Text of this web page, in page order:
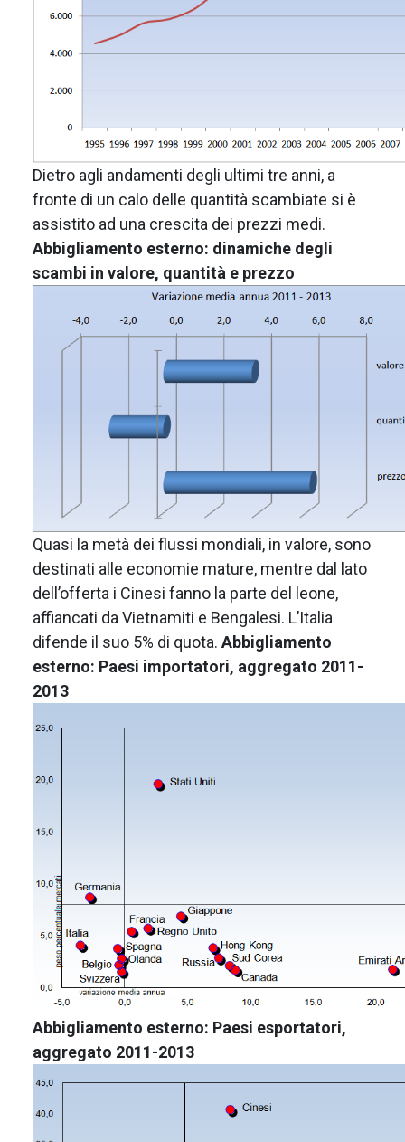
Dietro agli andamenti degli ultimi tre anni, a
fronte di un calo delle quantità scambiate si è
assistito ad una crescita dei prezzi medi.
Abbigliamento esterno: dinamiche degli
scambi in valore, quantità e prezzo
Quasi la metà dei flussi mondiali, in valore, sono
destinati alle economie mature, mentre dal lato
dell’offerta i Cinesi fanno la parte del leone,
affiancati da Vietnamiti e Bengalesi. L’Italia
difende il suo 5% di quota. Abbigliamento
esterno: Paesi importatori, aggregato 2011-
2013
Abbigliamento esterno: Paesi esportatori,
aggregato 2011-2013